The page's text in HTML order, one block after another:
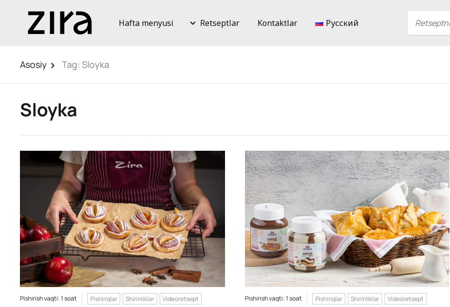
Hafta menyusi Retseptlar Kontaktlar Русский
Asosiy Tag: Sloyka
Sloyka
Pishirish vaqti: 1 soat Pishiriqlar Shirinliklar Videoretsept Pishirish vaqti: 1 soat Pishiriqlar Shirinliklar Videoretsept